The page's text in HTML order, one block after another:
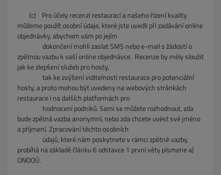
(c) Pro účely recenzí restaurací a našeho řízení kvality
můžeme použít osobní údaje, které jste uvedli při zadávání online
objednávky, abychom vám po jejím
dokončení mohli zaslat SMS nebo e-mail s žádostí o
zpětnou vazbu k vaší online objednávce. Recenze by měly sloužit
jak ke zlepšení služeb pro hosty,
tak ke zvýšení viditelnosti restaurace pro potenciální
hosty, a proto mohou být uvedeny na webových stránkách
restaurace i na dalších platformách pro
hodnocení podniků. Sami se můžete rozhodnout, zda
bude zpětná vazba anonymní, nebo zda chcete uvést své jméno
a příjmení. Zpracování těchto osobních
údajů, které nám poskytnete v rámci zpětné vazby,
probíhá na základě článku 6 odstavce 1 první věty písmene a)
ONOOÚ.